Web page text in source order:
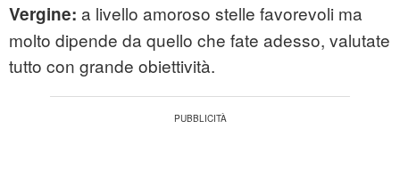
Vergine: a livello amoroso stelle favorevoli ma
molto dipende da quello che fate adesso, valutate
tutto con grande obiettività.